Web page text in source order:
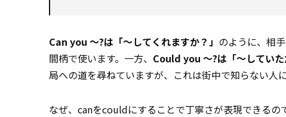
Can you ～?は「～してくれますか？」 のように、相
間柄で使います。一方、 Could you ～?は「～していた
局への道を尋ねていますが、これは街中で知らない人
なぜ、canをcouldにすることで丁寧さが表現できるの